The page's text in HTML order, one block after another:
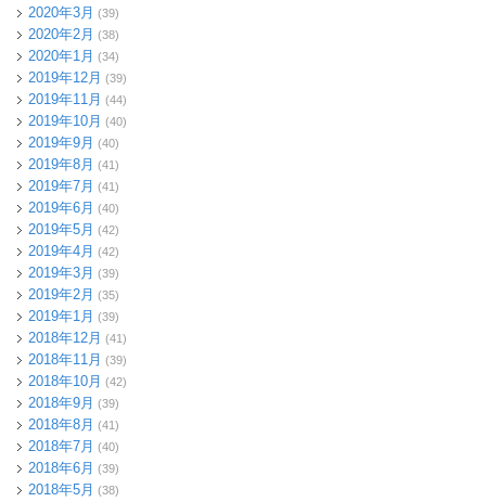
2020年3月 (39)
2020年2月 (38)
2020年1月 (34)
2019年12月 (39)
2019年11月 (44)
2019年10月 (40)
2019年9月 (40)
2019年8月 (41)
2019年7月 (41)
2019年6月 (40)
2019年5月 (42)
2019年4月 (42)
2019年3月 (39)
2019年2月 (35)
2019年1月 (39)
2018年12月 (41)
2018年11月 (39)
2018年10月 (42)
2018年9月 (39)
2018年8月 (41)
2018年7月 (40)
2018年6月 (39)
2018年5月 (38)